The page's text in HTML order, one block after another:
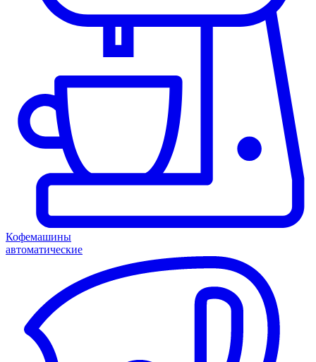
Кофемашины
автоматические